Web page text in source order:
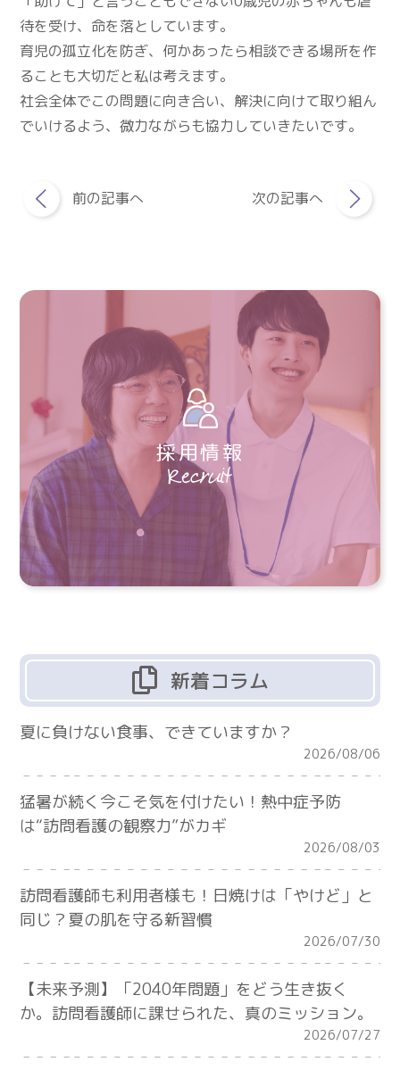
待を受け、命を落としています。
育児の孤立化を防ぎ、何かあったら相談できる場所を作
ることも大切だと私は考えます。
社会全体でこの問題に向き合い、解決に向けて取り組ん
でいけるよう、微力ながらも協力していきたいです。
前の記事へ 次の記事へ
採用情報
新着コラム
夏に負けない食事、できていますか？
2026/08/06
猛暑が続く今こそ気を付けたい！熱中症予防
は“訪問看護の観察力”がカギ
2026/08/03
訪問看護師も利用者様も！日焼けは「やけど」と
同じ？夏の肌を守る新習慣
2026/07/30
【未来予測】「2040年問題」をどう生き抜く
か。訪問看護師に課せられた、真のミッション。
2026/07/27